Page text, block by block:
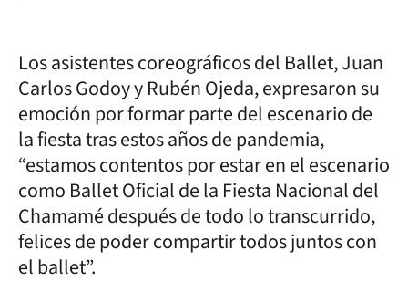
Los asistentes coreográficos del Ballet, Juan
Carlos Godoy y Rubén Ojeda, expresaron su
emoción por formar parte del escenario de
la fiesta tras estos años de pandemia,
“estamos contentos por estar en el escenario
como Ballet Oficial de la Fiesta Nacional del
Chamamé después de todo lo transcurrido,
felices de poder compartir todos juntos con
el ballet”.